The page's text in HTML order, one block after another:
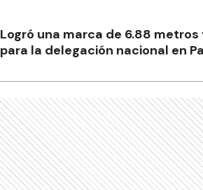
Logró una marca de 6.88
para la delegación nacional en